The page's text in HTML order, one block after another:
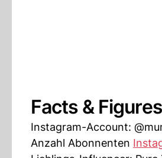
Facts &
Instagram-Account:
Anzahl Abonnenten